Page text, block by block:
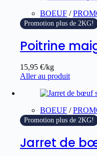
BOEUF /
Promotion plus de 2KG!
Poitrine
15,95 €/kg
Aller au produit
BOEUF /
Promotion plus de 2KG!
Jarret de